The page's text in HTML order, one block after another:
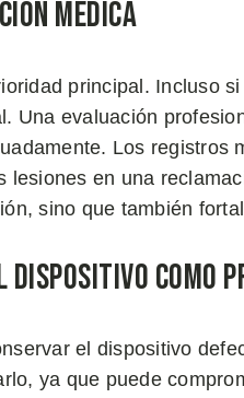
Médica
principal. Incluso
Una evaluación
Los registros
lesiones en una
sino que también
Como
el dispositivo
ya que puede